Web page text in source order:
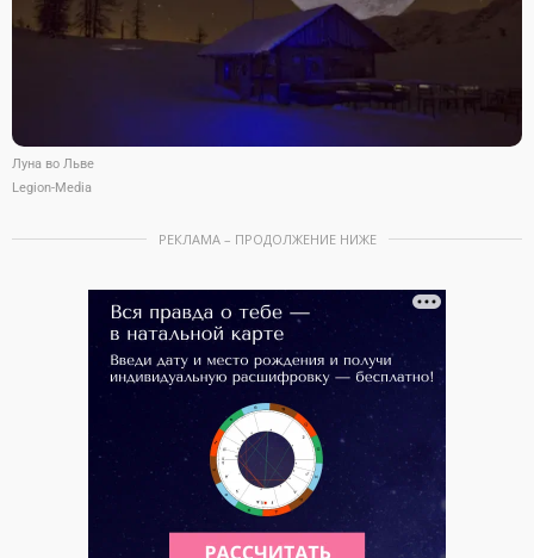
Луна во Льве
Legion-Media
РЕКЛАМА – ПРОДОЛЖЕНИЕ НИЖЕ